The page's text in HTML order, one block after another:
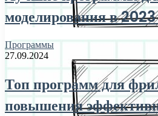
моделирования в 2023
Программы
27.09.2024
Топ программ для
повышения